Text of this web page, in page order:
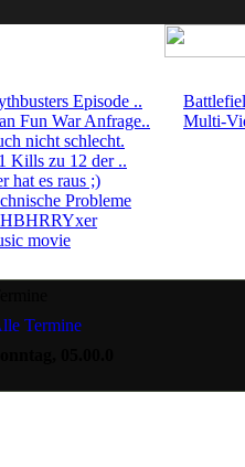
Episode ..
Fun War Anfrage..
nicht schlecht.
Kills zu 12 der ..
hat es raus ;)
Probleme
movie
Multi-
Termine